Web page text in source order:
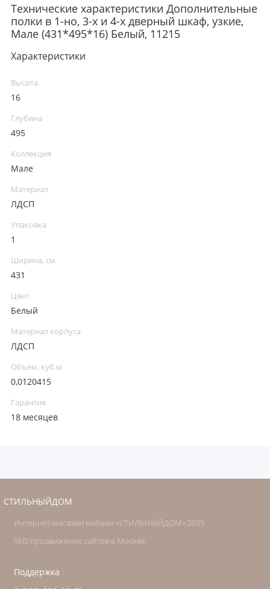
Технические характеристики Дополнительные
полки в 1-но, 3-х и 4-х дверный шкаф, узкие,
Мале (431*495*16) Белый, 11215
Характеристики
Высота
16
Глубина
495
Коллекция
Мале
Материал
ЛДСП
Упаковка
1
Ширина, см
431
Цвет
Белый
Материал корпуса
ЛДСП
Объем, куб.м
0,0120415
Гарантия
18 месяцев
СТИЛЬНЫЙДОМ
Интернет-магазин мебели «СТИЛЬНЫЙДОМ» 2025
SEO продвижение сайтов в Москве
Поддержка